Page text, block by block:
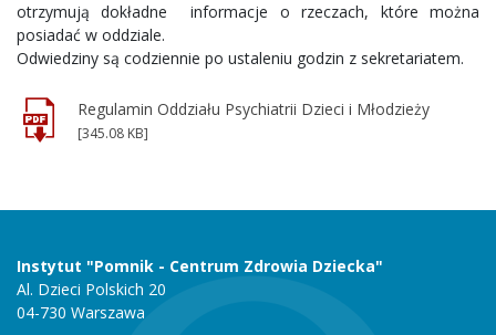
otrzymują dokładne informacje o rzeczach, które można
posiadać w oddziale.
Odwiedziny są codziennie po ustaleniu godzin z sekretariatem.
Regulamin Oddziału Psychiatrii Dzieci i Młodzieży
[345.08 KB]
Instytut "Pomnik - Centrum Zdrowia Dziecka"
Al. Dzieci Polskich 20
04-730 Warszawa